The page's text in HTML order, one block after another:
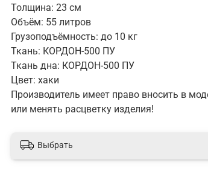
Толщина: 23 см
Объём: 55 литров
Грузоподъёмность: до 10 кг
Ткань: КОРДОН-500 ПУ
Ткань дна: КОРДОН-500 ПУ
Цвет: хаки
Производитель имеет право вносить в
или менять расцветку изделия!
Выбрать